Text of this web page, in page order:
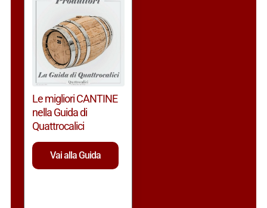
Le migliori CANTINE
nella Guida di
Quattrocalici
Vai alla Guida